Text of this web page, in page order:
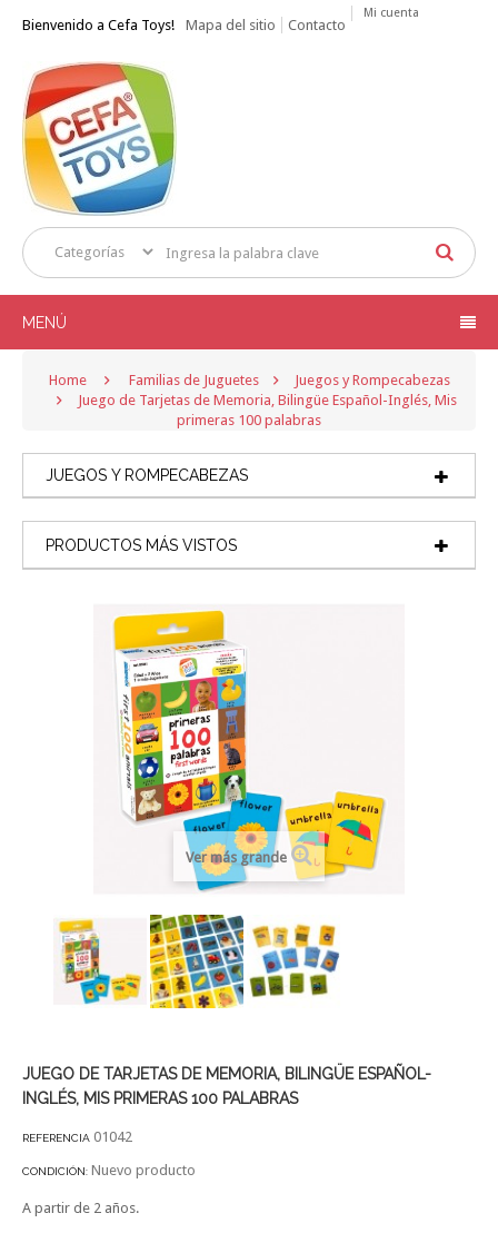
Bienvenido a Cefa Toys! Mapa del sitio Contacto
Mi cuenta
MENÚ
Home Familias de Juguetes
Juegos y Rompecabezas
Juego de Tarjetas de Memoria, Bilingüe Español-Inglés, Mis
primeras 100 palabras
JUEGOS Y ROMPECABEZAS
PRODUCTOS MÁS VISTOS
Ver más grande
JUEGO DE TARJETAS DE MEMORIA, BILINGÜE ESPAÑOL-
INGLÉS, MIS PRIMERAS 100 PALABRAS
REFERENCIA 01042
CONDICIÓN: Nuevo producto
A partir de 2 años.